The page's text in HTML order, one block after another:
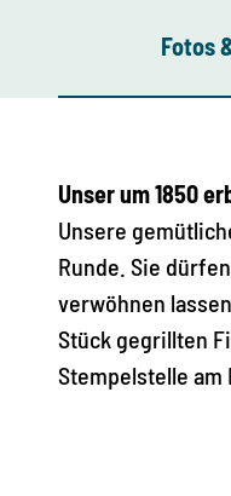
Fotos
Unser um 1850
Unsere
Runde. Sie
verwöhnen
Stück gegrillten
Stempelstelle am